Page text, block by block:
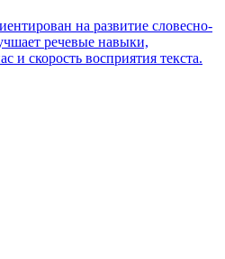
на развитие словесно-
речевые навыки,
и скорость восприятия текста.